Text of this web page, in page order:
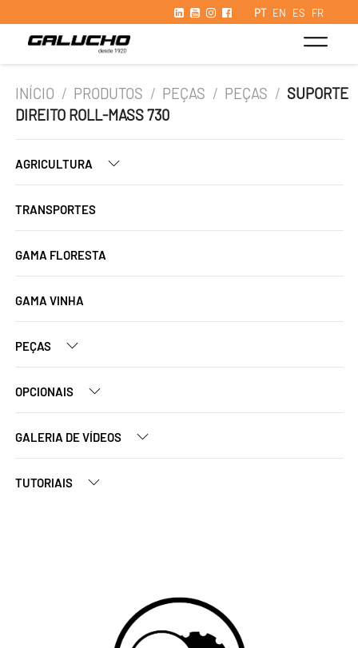
PT EN ES FR
INÍCIO / PRODUTOS / PEÇAS / PEÇAS / SUPORTE
DIREITO ROLL-MASS 730
AGRICULTURA
TRANSPORTES
GAMA FLORESTA
GAMA VINHA
PEÇAS
OPCIONAIS
GALERIA DE VÍDEOS
TUTORIAIS